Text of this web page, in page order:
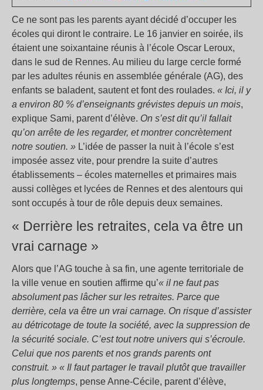
Ce ne sont pas les parents ayant décidé d’occuper les
écoles qui diront le contraire. Le 16 janvier en soirée, ils
étaient une soixantaine réunis à l’école Oscar Leroux,
dans le sud de Rennes. Au milieu du large cercle formé
par les adultes réunis en assemblée générale (AG), des
enfants se baladent, sautent et font des roulades. « Ici, il y
a environ 80 % d’enseignants grévistes depuis un mois,
explique Sami, parent d’élève. On s’est dit qu’il fallait
qu’on arrête de les regarder, et montrer concrètement
notre soutien. » L’idée de passer la nuit à l’école s’est
imposée assez vite, pour prendre la suite d’autres
établissements – écoles maternelles et primaires mais
aussi collèges et lycées de Rennes et des alentours qui
sont occupés à tour de rôle depuis deux semaines.
« Derrière les retraites, cela va être un
vrai carnage »
Alors que l’AG touche à sa fin, une agente territoriale de
la ville venue en soutien affirme qu’« il ne faut pas
absolument pas lâcher sur les retraites. Parce que
derrière, cela va être un vrai carnage. On risque d’assister
au détricotage de toute la société, avec la suppression de
la sécurité sociale. C’est tout notre univers qui s’écroule.
Celui que nos parents et nos grands parents ont
construit. » « Il faut partager le travail plutôt que travailler
plus longtemps, pense Anne-Cécile, parent d’élève,